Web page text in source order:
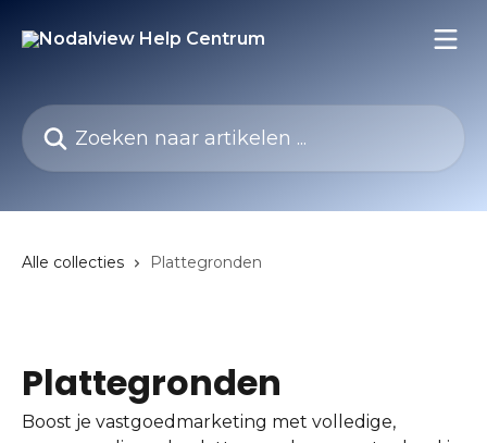
Zoeken naar artikelen ...
Alle collecties Plattegronden
Plattegronden
Boost je vastgoedmarketing met volledige,